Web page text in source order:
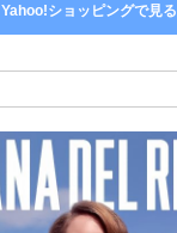
Yahoo!ショッピングで見る